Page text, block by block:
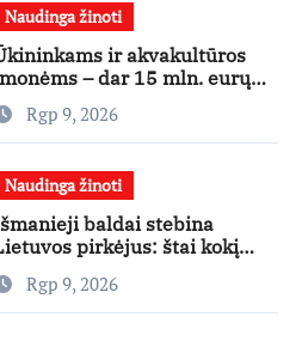
Naudinga žinoti
ir akvakultūros
– dar 15 mln. eurų
lengvatinėms paskoloms
Rgp 9, 2026
Naudinga žinoti
baldai stebina
pirkėjus: štai kokį
išgraibsto pirmiausia
Rgp 9, 2026